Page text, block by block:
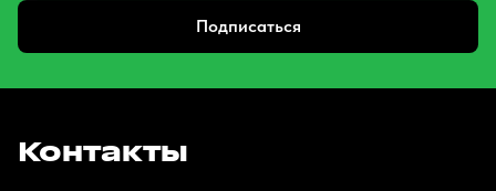
Подписаться
Контакты